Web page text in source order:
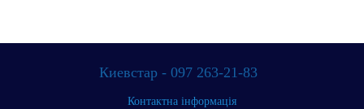
Киевстар - 097 263-21-83
Контактна інформація